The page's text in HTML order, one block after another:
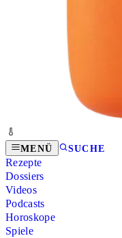
MENÜ SUCHE
Rezepte
Dossiers
Videos
Podcasts
Horoskope
Spiele